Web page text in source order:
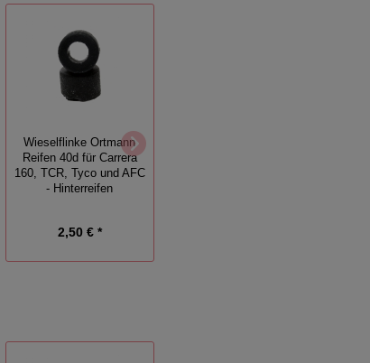
Wieselflinke Ortmann
Reifen 40d für Carrera
160, TCR, Tyco und AFC
- Hinterreifen
2,50 € *